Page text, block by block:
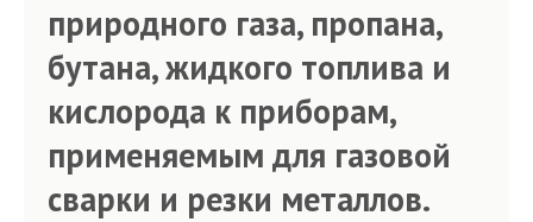
природного газа, пропана,
бутана, жидкого топлива и
кислорода к приборам,
применяемым для газовой
сварки и резки металлов.